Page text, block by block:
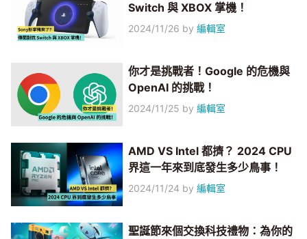
Switch 與 XBOX 掌機！
2024/11/26 by編輯室
你才是挑戰者！Google 的危機與
OpenAI 的挑戰！
2024/11/25 by編輯室
AMD VS Intel 都擠？ 2024 CPU
界這一年來到底發生多少鳥事！
2024/11/24 by編輯室
聖誕節來個交換科技禮物：為你的